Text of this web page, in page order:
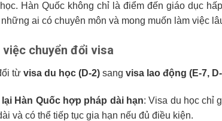
Hàn Quốc không chỉ là điểm đến giáo dục
ai có chuyên môn và mong muốn làm việc
chuyển đổi visa
từ visa du học (D-2) sang visa lao động (E-7,
Hàn Quốc hợp pháp dài hạn: Visa du học chỉ
và có thể tiếp tục gia hạn nếu đủ điều kiện.